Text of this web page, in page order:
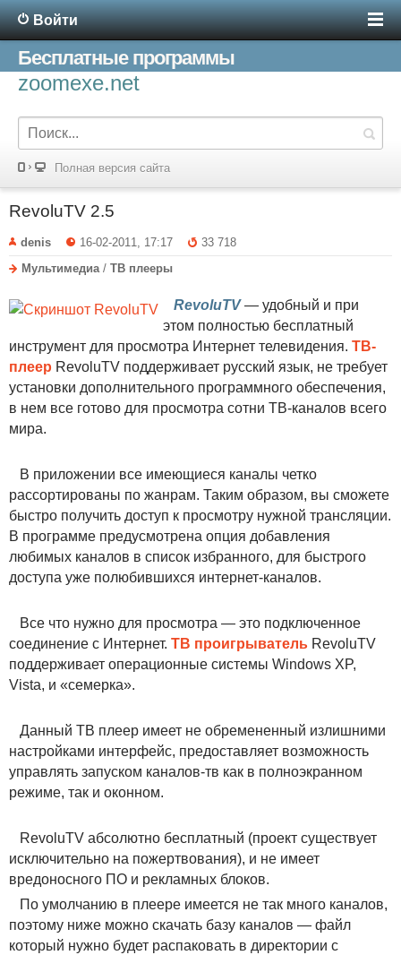
Войти
Бесплатные программы
zoomexe.net
Полная версия сайта
RevoluTV 2.5
denis 16-02-2011, 17:17
33 718
Мультимедиа / ТВ плееры
RevoluTV— удобный и при
этом полностью бесплатный
инструмент для просмотра Интернет телевидения. ТВ-
плеер RevoluTV поддерживает русский язык, не требует
установки дополнительного программного обеспечения,
в нем все готово для просмотра сотни ТВ-каналов всего
мира.
В приложении все имеющиеся каналы четко
рассортированы по жанрам. Таким образом, вы сможете
быстро получить доступ к просмотру нужной трансляции.
В программе предусмотрена опция добавления
любимых каналов в список избранного, для быстрого
доступа уже полюбившихся интернет-каналов.
Все что нужно для просмотра — это подключенное
соединение с Интернет. ТВ проигрыватель RevoluTV
поддерживает операционные системы Windows XP,
Vista, и «семерка».
Данный ТВ плеер имеет не обремененный излишними
настройками интерфейс, предоставляет возможность
управлять запуском каналов-тв как в полноэкранном
режиме, так и оконном.
RevoluTV абсолютно бесплатный (проект существует
исключительно на пожертвования), и не имеет
вредоносного ПО и рекламных блоков.
По умолчанию в плеере имеется не так много каналов,
поэтому ниже можно скачать базу каналов — файл
который нужно будет распаковать в директории с